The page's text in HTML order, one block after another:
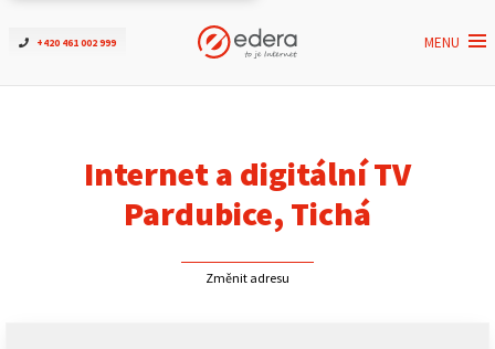
+420 461 002 999 MENU
Ověřit dostupnost
ČEZNET TV
Internet a digitální TV
Pardubice, Tichá
Změnit adresu